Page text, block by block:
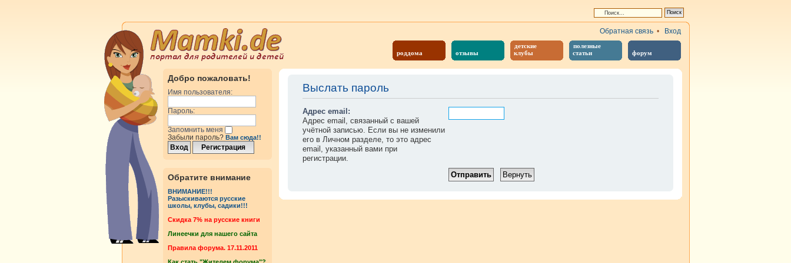
роддома отзывы
детские
клубы
полезные
статьи
форум
Обратная связь • Вход
Добро пожаловать!
Имя пользователя:
Пароль:
Запомнить меня
Забыли пароль? Вам сюда!!
Обратите внимание
ВНИМАНИЕ!!!
Разыскиваются русские
школы, клубы, садики!!!
Cкидка 7% на русские книги
Линеечки для нашего сайта
Правила форума. 17.11.2011
Выслать пароль
Адрес email:
Адрес email, связанный с вашей
учётной записью. Если вы не изменили
его в Личном разделе, то это адрес
email, указанный вами при
регистрации.